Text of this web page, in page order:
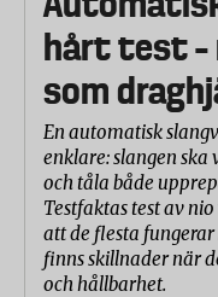
hårt test –
som
En automatisk
enklare: slangen ska
och tåla både
Testfaktas test av
att de flesta
finns skillnader när
och hållbarhet.